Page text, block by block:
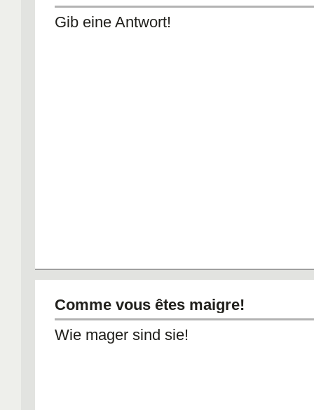
Gib eine Antwort!
Comme vous êtes maigre!
Wie mager sind sie!